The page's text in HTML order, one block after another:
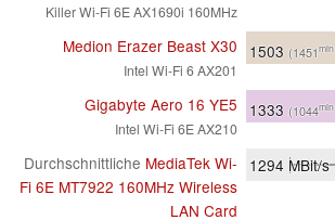
Killer Wi-Fi 6E AX1690i 160MHz
Medion Erazer Beast X30
Intel Wi-Fi 6 AX201
1503 (1451min
Gigabyte Aero 16 YE5
Intel Wi-Fi 6E AX210
1333 (1044min
Durchschnittliche MediaTek Wi-
Fi 6E MT7922 160MHz Wireless
LAN Card
1294 MBit/s